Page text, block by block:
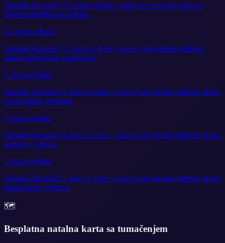
Saznajte šta znači 11. kuća u Raku - kako ovaj položaj oblikuje
oblast prijateljstava i ideala.
12. kuća u Raku
Saznajte šta znači 12. kuća u Raku - kako ovaj položaj oblikuje
oblast duhovnosti i podsvesti.
2. kuća u Raku
Saznajte šta znači 2. kuća u Raku - kako ovaj položaj oblikuje oblast
materijalnih vrednosti.
4. kuća u Raku
Saznajte šta znači 4. kuća u Raku - kako ovaj položaj oblikuje oblast
porodice i doma.
5. kuća u Raku
Saznajte šta znači 5. kuća u Raku - kako ovaj položaj oblikuje oblast
kreativnosti i ljubavi.
🗺️
Besplatna natalna karta sa tumačenjem